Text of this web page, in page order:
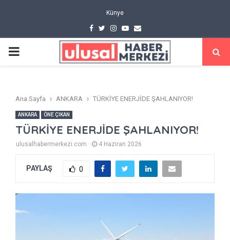
Künye
Facebook
TwitterInstagram
Youtube
Email
PRIMARY
Ana Sayfa ANKARA TÜRKİYE ENERJİDE ŞAHLANIYOR!
ANKARA ÖNE ÇIKAN
TÜRKİYE ENERJİDE ŞAHLANIYOR!
ulusalhabermerkezi.com 4 Haziran 2026
PAYLAŞ 0